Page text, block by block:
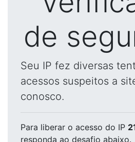
de
Seu IP fez diversas
acessos suspeitos a
conosco.
Para liberar o acesso do IP
responda ao desafio abaixo.